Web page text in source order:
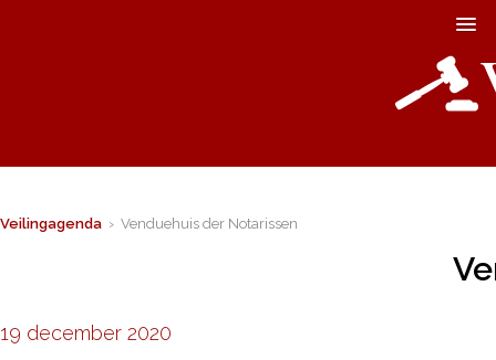
Veilingagenda › Venduehuis der Notarissen
19 december 2020